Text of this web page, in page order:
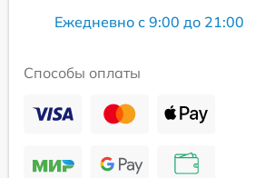
Ежедневно с 9:00 до 21:00
Способы оплаты